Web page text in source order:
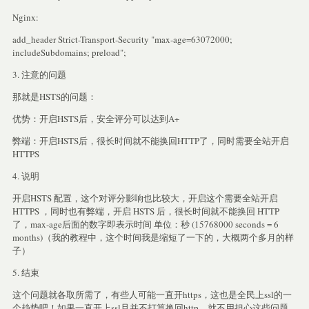
Nginx:
add_header Strict-Transport-Security "max-age=63072000;
includeSubdomains; preload";
3. 注意的问题
那就是HSTS的问题：
优势：开启HSTS后，安全评分可以达到A+
弊端：开启HSTS后，很长时间就不能换回HTTP了，同时需要全站开启
HTTPS
4. 说明
开启HSTS 配置，这个对评分影响也比较大，开启这个需要全站开启
HTTPS ，同时也有弊端，开启 HSTS 后，很长时间就不能换回 HTTP
了，max-age后面的数字即表示时间 单位：秒 (15768000 seconds = 6
months)（我的教程中，这个时间我是缩短了一下的，大概两个多月的样
子）
5. 结束
这个问题就各取所需了，有些人可能一直开https，这也是全民上ssl的一